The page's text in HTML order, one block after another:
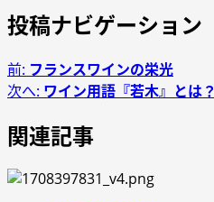
投稿ナビゲーション
前: フランスワインの栄光
次へ: ワイン用語『若木』とは？
関連記事